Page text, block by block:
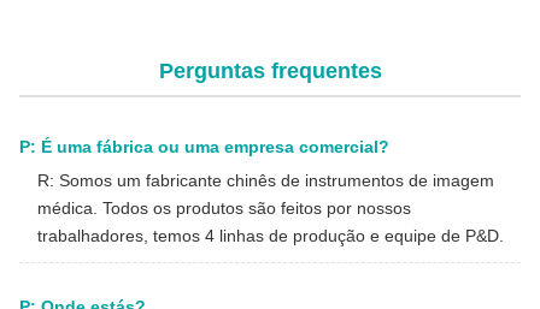
Perguntas frequentes
P: É uma fábrica ou uma empresa comercial?
R: Somos um fabricante chinês de instrumentos de imagem
médica. Todos os produtos são feitos por nossos
trabalhadores, temos 4 linhas de produção e equipe de P&D.